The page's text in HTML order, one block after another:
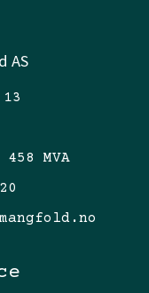
AS
MVA